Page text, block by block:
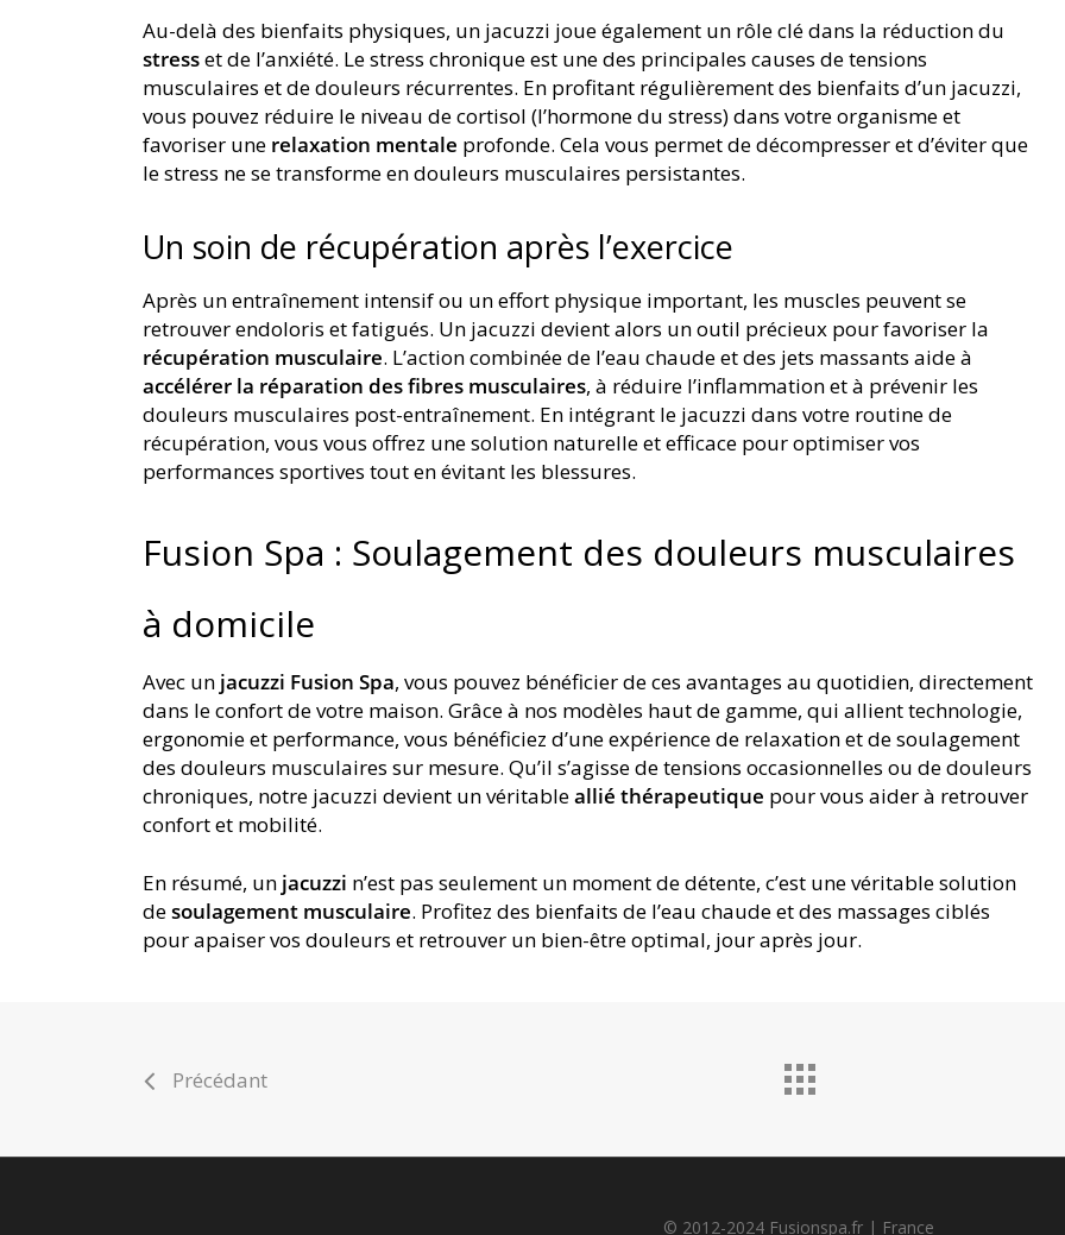
Au-delà des bienfaits physiques, un jacuzzi joue également un rôle clé dans la réduction du
stresset de l’anxiété. Le stress chronique est une des principales causes de tensions
musculaires et de douleurs récurrentes. En profitant régulièrement des bienfaits d’un jacuzzi,
vous pouvez réduire le niveau de cortisol (l’hormone du stress) dans votre organisme et
favoriser une relaxation mentale profonde. Cela vous permet de décompresser et d’éviter que
le stress ne se transforme en douleurs musculaires persistantes.
Un soin de récupération après l’exercice
Après un entraînement intensif ou un effort physique important, les muscles peuvent se
retrouver endoloris et fatigués. Un jacuzzi devient alors un outil précieux pour favoriser la
récupération musculaire. L’action combinée de l’eau chaude et des jets massants aide à
accélérer la réparation des fibres musculaires, à réduire l’inflammation et à prévenir les
douleurs musculaires post-entraînement. En intégrant le jacuzzi dans votre routine de
récupération, vous vous offrez une solution naturelle et efficace pour optimiser vos
performances sportives tout en évitant les blessures.
Fusion Spa : Soulagement des douleurs musculaires
à domicile
Avec un jacuzzi Fusion Spa, vous pouvez bénéficier de ces avantages au quotidien, directement
dans le confort de votre maison. Grâce à nos modèles haut de gamme, qui allient technologie,
ergonomie et performance, vous bénéficiez d’une expérience de relaxation et de soulagement
des douleurs musculaires sur mesure. Qu’il s’agisse de tensions occasionnelles ou de douleurs
chroniques, notre jacuzzi devient un véritableallié thérapeutique pour vous aider à retrouver
confort et mobilité.
En résumé, un jacuzzi n’est pas seulement un moment de détente, c’est une véritable solution
desoulagement musculaire. Profitez des bienfaits de l’eau chaude et des massages ciblés
pour apaiser vos douleurs et retrouver un bien-être optimal, jour après jour.
Précédant
© 2012-2024 Fusionspa.fr | France